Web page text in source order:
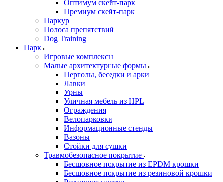
Оптимум скейт-парк
Премиум скейт-парк
Паркур
Полоса препятствий
Dog Training
Парк
Игровые комплексы
Малые архитектурные формы
Перголы, беседки и арки
Лавки
Урны
Уличная мебель из HPL
Ограждения
Велопарковки
Информационные стенды
Вазоны
Стойки для сушки
Травмобезопасное покрытие
Бесшовное покрытие из EPDM крошки
Бесшовное покрытие из резиновой крошки